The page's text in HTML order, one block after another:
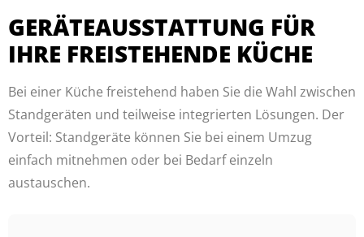
GERÄTEAUSSTATTUNG FÜR
IHRE FREISTEHENDE KÜCHE
Bei einer Küche freistehend haben Sie die Wahl zwischen
Standgeräten und teilweise integrierten Lösungen. Der
Vorteil: Standgeräte können Sie bei einem Umzug
einfach mitnehmen oder bei Bedarf einzeln
austauschen.